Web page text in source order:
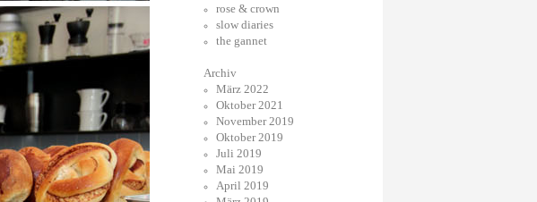
rose & crown
slow diaries
the gannet
Archiv
März 2022
Oktober 2021
November 2019
Oktober 2019
Juli 2019
Mai 2019
April 2019